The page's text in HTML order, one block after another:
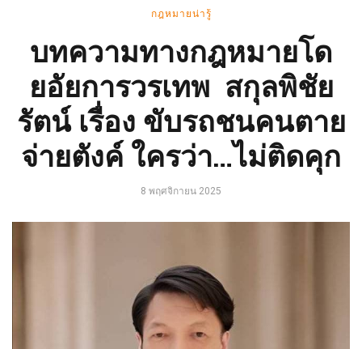
กฎหมายน่ารู้
บทความทางกฎหมายโด
ยอัยการวรเทพ สกุลพิชัย
รัตน์ เรื่อง ขับรถชนคนตาย
จ่ายตังค์ ใครว่า…ไม่ติดคุก
8 พฤศจิกายน 2025